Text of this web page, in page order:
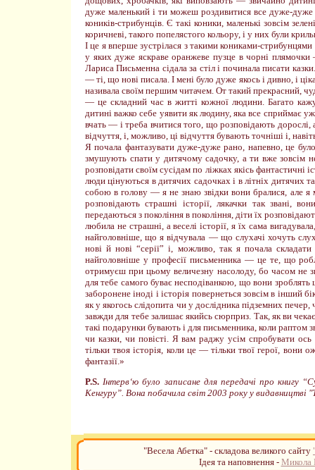
дуже маленький і ти можеш роздивитися все дуже-дуже
коників-стрибунців. Є такі коники, маленькі зовсім
коричневі, такого попелястого кольору, і у них були
І це я вперше зустрілася з такими кониками-
у яких дуже яскраве оранжеве пузце в чорні
Лариса Письменна сідала за стіл і починала писати
— ті, що нові писала. І мені було дуже якось і дивно, і
називала своїм першим читачем. От такий прекрасний,
— це складний час в житті кожної людини. Багато
дитині важко себе уявити як людину, яка все сприймає
вчать — і треба вчитися того, що розповідають дорослі,
відчуття, і, можливо, ці відчуття бувають точніші і,
Я почала фантазувати дуже-дуже рано, напевно, це
змушують спати у дитячому садочку, а ти вже зовсім
розповідати своїм сусідам по ліжках якісь фантастичні
люди цінуються в дитячих садочках і в літніх дитячих
собою в голову — я не знаю звідки вони бралися, але я
розповідають страшні історії, лякачки так звані,
передаються з покоління в покоління, діти їх
любила не страшні, а веселі історії, я їх сама
найголовніше, що я відчувала — що слухачі хочуть
нові й нові “серії” і, можливо, так я почала
найголовніше у професії письменника — це те, що
отримуєш при цьому величезну насолоду, бо часом не
для тебе самого буває несподіванкою, що вони зроблять
заборонене іноді і історія повернеться зовсім в інший
як у якогось слідопита чи у дослідника підземних
завжди для тебе залишає якийсь сюрприз. Так, як ви
такі подарунки бувають і для письменника, коли раптом
чи казки, чи повісті. Я вам раджу усім спробувати
тільки твоя історія, коли це — тільки твої герої, вони
фантазії.»
P.S. Інтерв‘ю було записане для передачі про книгу
Кенгуру”. Вона побачила світ 2003 року у видавництві
"Весела Абетка" - складова великого сайту
Ідея та наповнення -